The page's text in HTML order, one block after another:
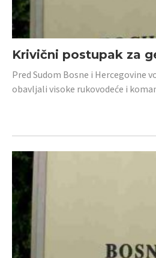
Krivični postupak za
Pred Sudom Bosne i Hercegovine
obavljali visoke rukovodeće i